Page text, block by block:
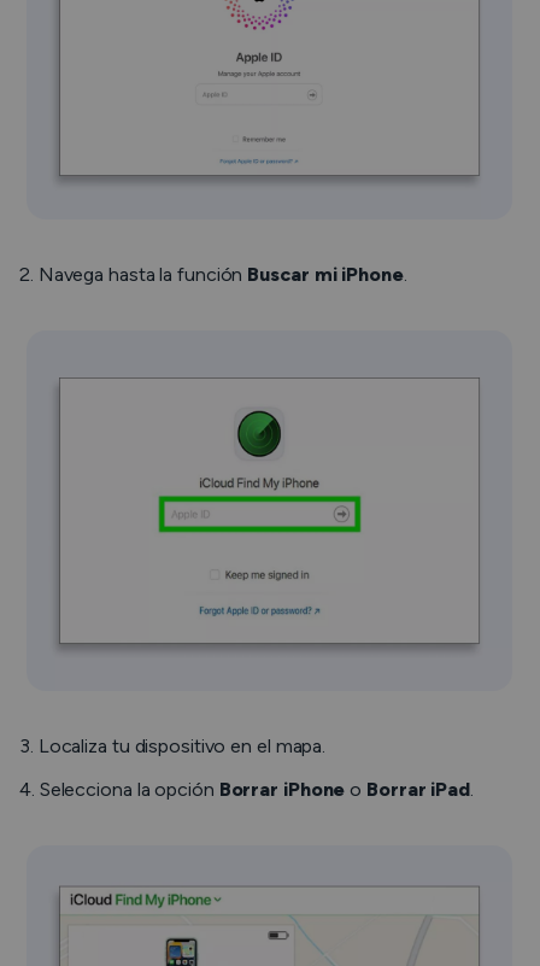
2. Navega hasta la función Buscar mi iPhone.
3. Localiza tu dispositivo en el mapa.
4. Selecciona la opción Borrar iPhone o Borrar iPad.